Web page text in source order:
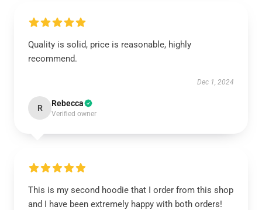
Quality is solid, price is reasonable, highly
recommend.
Dec 1, 2024
R Rebecca
Verified owner
This is my second hoodie that I order from this shop
and I have been extremely happy with both orders!